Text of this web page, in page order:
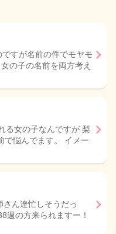
すが名前の件でモヤモ
の子の名前を両方考え
る女の子なんですが 梨
で悩んでます。 イメー
ん達忙しそうだっ
週の方来られますー！